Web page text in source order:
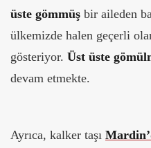
üste gömmüş bir aileden
ülkemizde halen geçerli
gösteriyor. Üst üste
devam etmekte.
Ayrıca, kalker taşı